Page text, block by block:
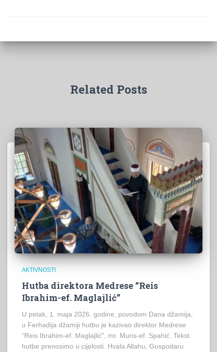
Related Posts
AKTIVNOSTI
Hutba direktora Medrese “Reis
Ibrahim-ef. Maglajlić”
U petak, 1. maja 2026. godine, povodom Dana džamija,
u Ferhadija džamiji hutbu je kazivao direktor Medrese
“Reis Ibrahim-ef. Maglajlić”, mr. Muris-ef. Spahić. Tekst
hutbe prenosimo u cijelosti. Hvala Allahu, Gospodaru